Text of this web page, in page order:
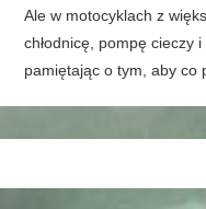
Ale w motocyklach z
chłodnicę, pompę cieczy
pamiętając o tym, aby co